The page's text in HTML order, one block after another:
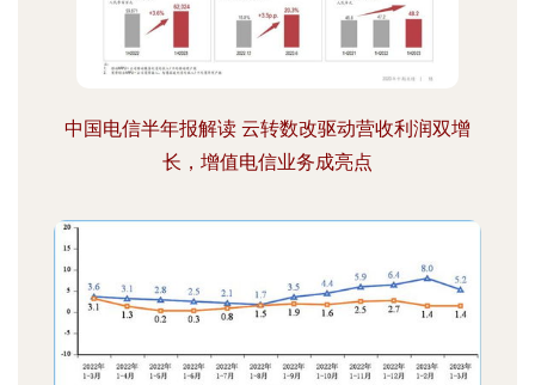
中国电信半年报解读 云转数改驱动营收利润双增
长，增值电信业务成亮点